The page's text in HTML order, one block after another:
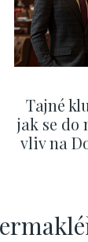
Tajné
jak se do
vliv na